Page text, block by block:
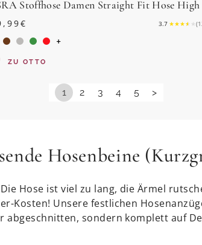
€ 3.7 ★★★★ ★(
+
ZU OTTO
1 2 3 4 5 >
Hosenbeine
Hose ist viel zu lang, die Ärmel
Kosten! Unsere festlichen
sondern komplett auf